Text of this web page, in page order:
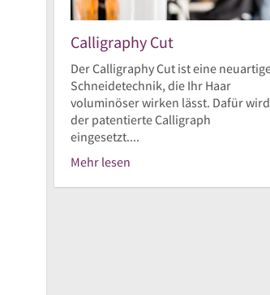
Calligraphy Cut
Der Calligraphy Cut ist eine
Schneidetechnik, die Ihr Haar
voluminöser wirken lässt. Dafür wird
der patentierte Calligraph
eingesetzt....
Mehr lesen